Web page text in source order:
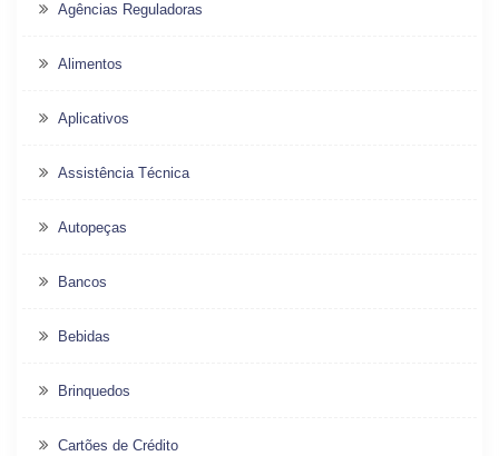
Agências Reguladoras
Alimentos
Aplicativos
Assistência Técnica
Autopeças
Bancos
Bebidas
Brinquedos
Cartões de Crédito